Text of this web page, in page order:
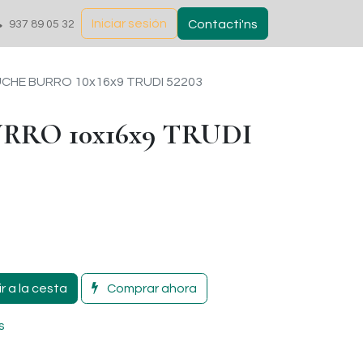
937 89 05 32 Iniciar sesión Contacti'ns
BURRO 10x16x9 TRUDI 52203
10x16x9 TRUDI
a la cesta Comprar ahora